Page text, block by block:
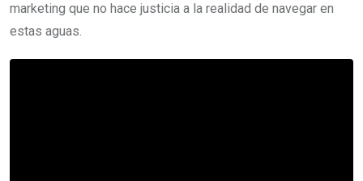
marketing que no hace justicia a la realidad de navegar en
estas aguas.